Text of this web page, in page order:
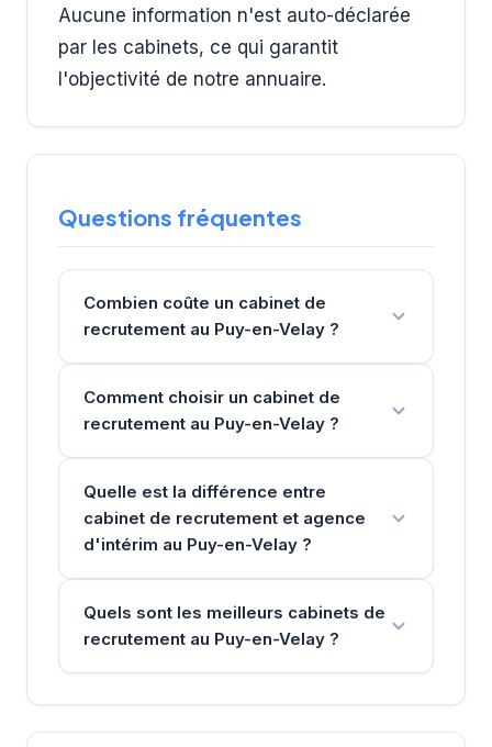
Aucune information n'est auto-déclarée
par les cabinets, ce qui garantit
l'objectivité de notre annuaire.
Questions fréquentes
Combien coûte un cabinet de
recrutement au Puy-en-Velay ?
Comment choisir un cabinet de
recrutement au Puy-en-Velay ?
Quelle est la différence entre
cabinet de recrutement et agence
d'intérim au Puy-en-Velay ?
Quels sont les meilleurs cabinets de
recrutement au Puy-en-Velay ?